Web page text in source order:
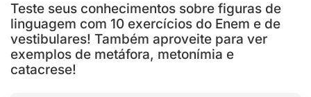
Teste seus conhecimentos sobre figuras de
linguagem com 10 exercícios do Enem e de
vestibulares! Também aproveite para ver
exemplos de metáfora, metonímia e
catacrese!